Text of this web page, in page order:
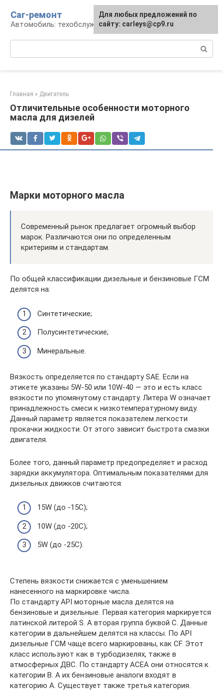
контенту
Car-ремонт
Автомобиль: техобслуживание и ремонт
Главная » Двигатель
Отличительные особенности моторного
масла для дизелей
Марки моторного масла
Современный рынок предлагает огромный выбор
марок. Различаются они по определенным
критериям и стандартам.
По общей классификации дизельные и бензиновые ГСМ
делятся на:
Синтетические;
Полусинтетические;
Минеральные.
Вязкость определяется по стандарту SAE. Если на
этикете указаны 5W-50 или 10W-40 — это и есть класс
вязкости по упомянутому стандарту. Литера W означает
принадлежность смеси к низкотемпературному виду.
Данный параметр является показателем легкости
прокачки жидкости. От этого зависит быстрота смазки
двигателя.
Более того, данный параметр предопределяет и расход
зарядки аккумулятора. Оптимальным показателями для
дизельных движков считаются:
15W (до -15C);
10W (до -20С);
5W (до -25C).
Степень вязкости снижается с уменьшением
нанесенного на маркировке числа.
По стандарту API моторные масла делятся на
бензиновые и дизельные. Первая категория маркируется
латинской литерой S. А вторая группа буквой C. Данные
категории в дальнейшем делятся на классы. По API
дизельные ГСМ чаще всего маркированы, как CF. Этот
класс используют как в турбодизелях, также в
атмосферных ДВС. По стандарту ACEA они относятся к
категории B. А их бензиновые аналоги входят в
категорию A. Существует также третья категория.
Для любых предложений по
сайту: carleys@cp9.ru